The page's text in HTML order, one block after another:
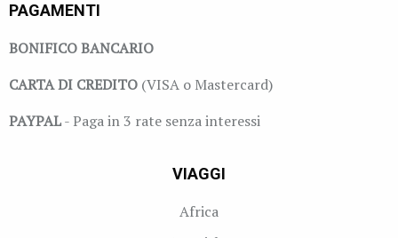
PAGAMENTI
BONIFICO BANCARIO
CARTA DI CREDITO (VISA o Mastercard)
PAYPAL- Paga in 3 rate senza interessi
VIAGGI
Africa